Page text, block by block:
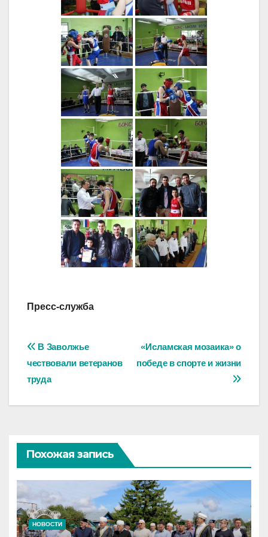
Пресс-служба
Навигация
по
записям
«Исламская мозаика» о
победе в спорте и жизни
В Заволжье
чествовали ветеранов
труда
Похожая запись
НОВОСТИ